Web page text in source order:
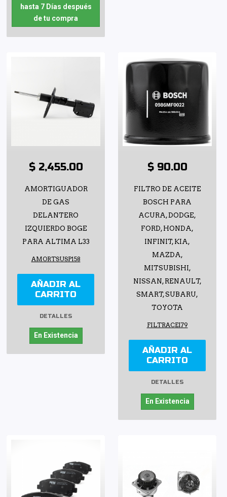
hasta 7 Días después
de tu compra
$ 2,455.00
AMORTIGUADOR
DE GAS
DELANTERO
IZQUIERDO BOGE
PARA ALTIMA L33
AMORTSUSP158
AÑADIR AL
CARRITO
DETALLES
En Existencia
$ 90.00
FILTRO DE ACEITE
BOSCH PARA
ACURA, DODGE,
FORD, HONDA,
INFINIT, KIA,
MAZDA,
MITSUBISHI,
NISSAN, RENAULT,
SMART, SUBARU,
TOYOTA
FILTRACEI79
AÑADIR AL
CARRITO
DETALLES
En Existencia